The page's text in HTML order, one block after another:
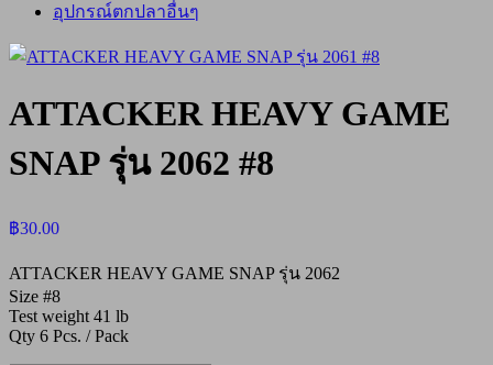
อุปกรณ์ตกปลาอื่นๆ
ATTACKER HEAVY GAME
SNAP รุ่น 2062 #8
฿30.00
ATTACKER HEAVY GAME SNAP รุ่น 2062
Size #8
Test weight 41 lb
Qty 6 Pcs. / Pack